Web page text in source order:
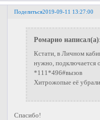
Поделиться2019-09-11 13:27:00
Ромарио
Кстати, в Личном
нужно, подключается
*111*496#вызов
Хитрожопые её
Спасибо!